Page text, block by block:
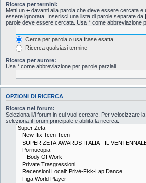
Ricerca per termini:
Metti un + davanti alla parola che deve essere cercata e
essere ignorata. Inserisci una lista di parole separate da |
parole deve essere cercata. Usa * come abbreviazione
Cerca per parola o usa frase esatta
Ricerca qualsiasi termine
Ricerca per autore:
Usa * come abbreviazione per parole parziali.
OPZIONI DI RICERCA
Ricerca nei forum:
Seleziona il/i forum in cui vuoi cercare. Per velocizzare
seleziona il forum principale e abilita la ricerca.